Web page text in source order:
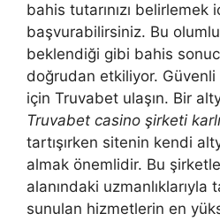
bahis tutarınızı belirlemek
başvurabilirsiniz. Bu
beklendiği gibi bahis
doğrudan etkiliyor.
için Truvabet ulaşın. Bir
Truvabet casino şirketi
tartışırken sitenin kendi
almak önemlidir. Bu
alanındaki uzmanlıklarıyla
sunulan hizmetlerin en